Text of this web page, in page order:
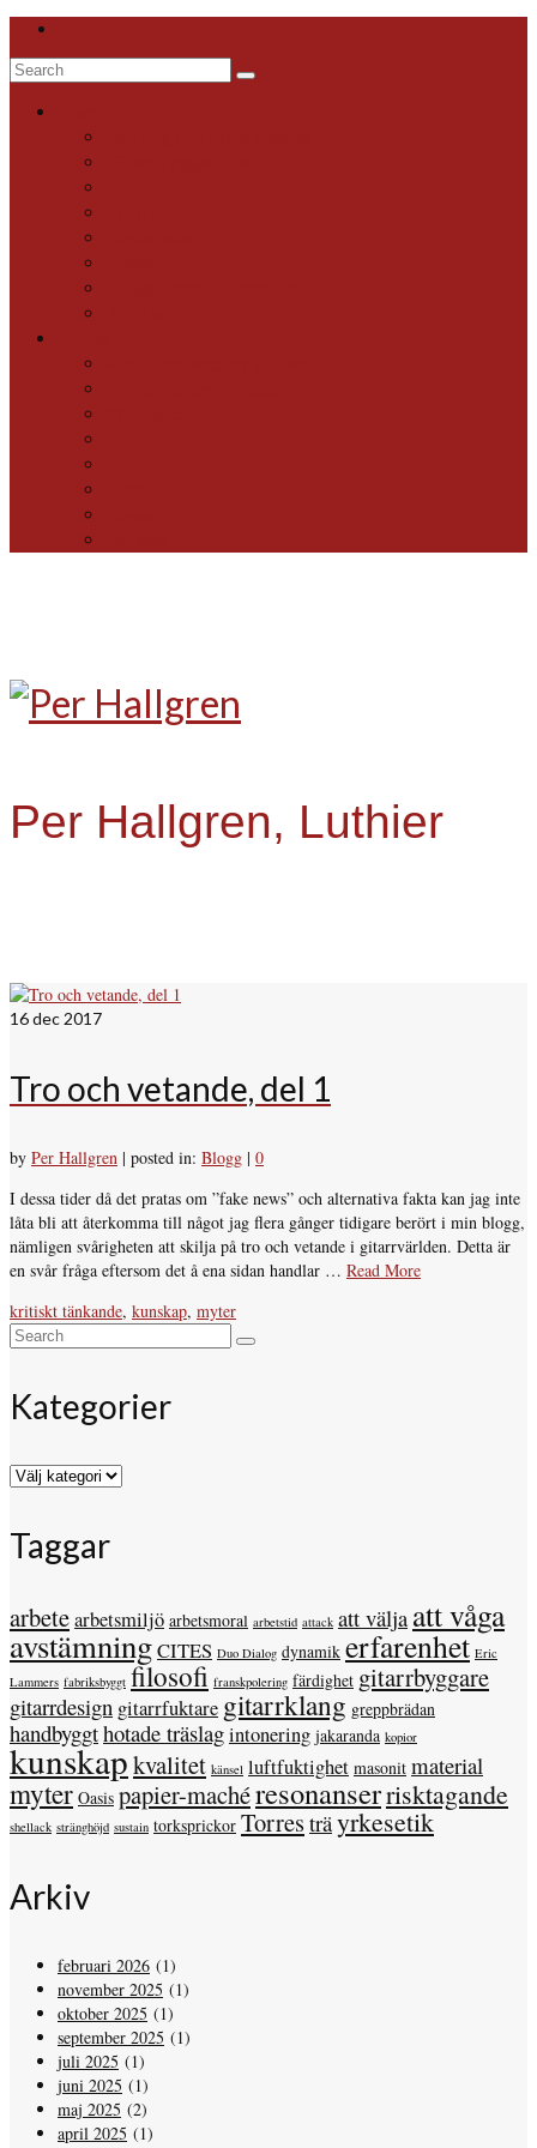
Search
Per Hallgren, Luthier
16dec 2017
Tro och vetande, del 1
by Per Hallgren | posted in: Blogg | 0
I dessa tider då det pratas om ”fake news” och alternativa fakta kan jag inte
låta bli att återkomma till något jag flera gånger tidigare berört i min blogg,
nämligen svårigheten att skilja på tro och vetande i gitarrvärlden. Detta är
en svår fråga eftersom det å ena sidan handlar … Read More
kritiskt tänkande, kunskap, myter
Search
Kategorier
Kategorier
Taggar
arbetearbetsmiljö arbetsmoral arbetstid attack att välja att våga
avstämningCITES Duo Dialog dynamik erfarenhet Eric
Lammers fabriksbyggt filosofi franskpolering färdighet gitarrbyggare
gitarrdesign gitarrfuktare gitarrklang greppbrädan
handbyggthotade träslagintonering jakaranda kopior
kunskapkvalitet känsel luftfuktighet masonit material
myter Oasis papier-machéresonanserrisktagande
shellack stränghöjd sustain torksprickor Torres träyrkesetik
Arkiv
februari 2026 (1)
november 2025 (1)
oktober 2025 (1)
september 2025 (1)
juli 2025 (1)
juni 2025 (1)
maj 2025 (2)
april 2025 (1)